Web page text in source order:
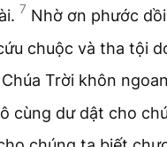
7 Nhờ ơn phước
chuộc và tha tội
Trời khôn
cùng dư dật cho